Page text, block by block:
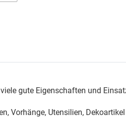
gute Eigenschaften und
Vorhänge, Utensilien,